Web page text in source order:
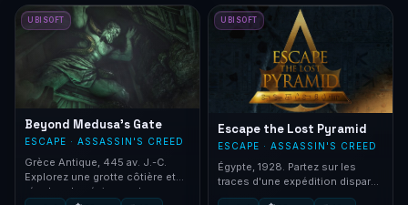
UBISOFT
Beyond Medusa's Gate
ESCAPE · ASSASSIN'S CREED
Grèce Antique, 445 av. J.-C.
Explorez une grotte côtière et
résolvez les énigmes des
UBISOFT
Escape the Lost Pyramid
ESCAPE · ASSASSIN'S CREED
Égypte, 1928. Partez sur les
traces d'une expédition disparue
dans la Pyramide Perdue de